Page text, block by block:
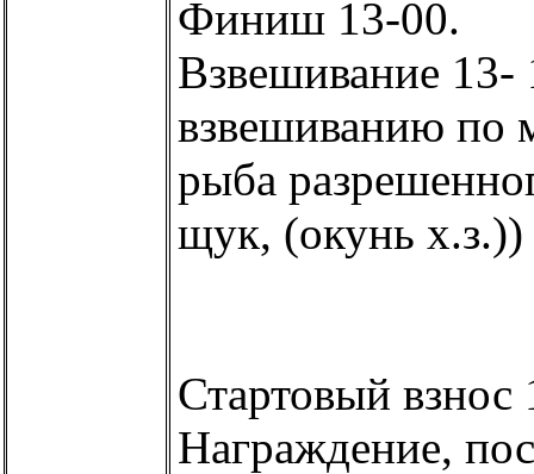
Финиш 13-00.
Взвешивание 13-
взвешиванию по
рыба
щук, (окунь х.з.))
Стартовый взнос
Награждение,